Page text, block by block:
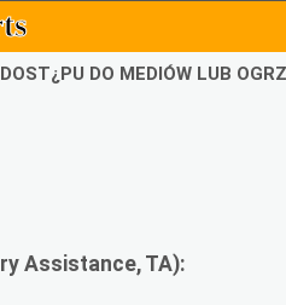
DO MEDIÓW LUB
Assistance, TA):